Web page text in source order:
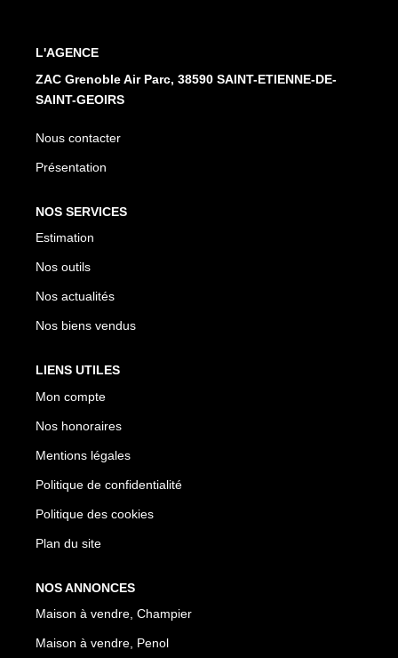
L'AGENCE
ZAC Grenoble Air Parc, 38590 SAINT-ETIENNE-DE-
SAINT-GEOIRS
Nous contacter
Présentation
NOS SERVICES
Estimation
Nos outils
Nos actualités
Nos biens vendus
LIENS UTILES
Mon compte
Nos honoraires
Mentions légales
Politique de confidentialité
Politique des cookies
Plan du site
NOS ANNONCES
Maison à vendre, Champier
Maison à vendre, Penol